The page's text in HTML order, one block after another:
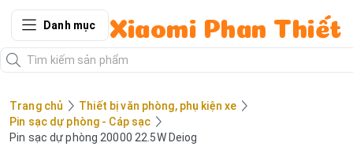
Danh mục Xiaomi Phan Thiết
Trang chủ
Thiết bị văn phòng, phụ kiện xe
Pin sạc dự phòng - Cáp sạc
Pin sạc dự phòng 20000 22.5W Deiog